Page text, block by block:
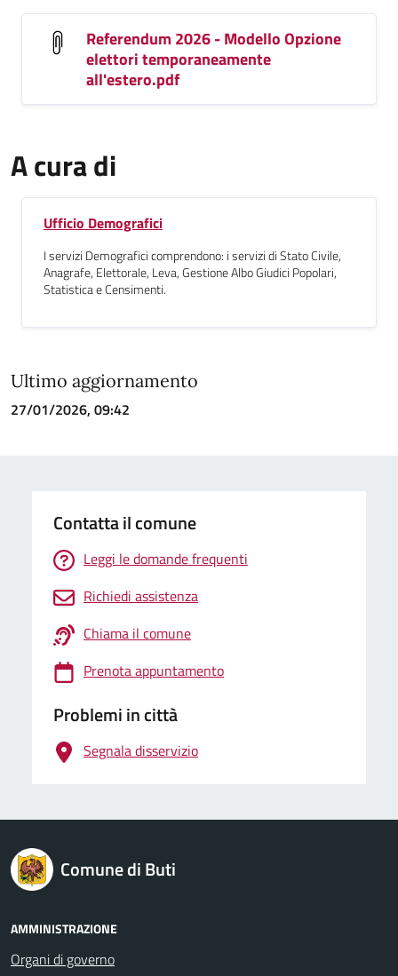
Referendum 2026 - Modello Opzione
elettori temporaneamente
all'estero.pdf
A cura di
Ufficio Demografici
I servizi Demografici comprendono: i servizi di Stato Civile,
Anagrafe, Elettorale, Leva, Gestione Albo Giudici Popolari,
Statistica e Censimenti.
Ultimo aggiornamento
27/01/2026, 09:42
Contatta il comune
Leggi le domande frequenti
Richiedi assistenza
Chiama il comune
Prenota appuntamento
Problemi in città
Segnala disservizio
logo Unione Europea
Comune di Buti
AMMINISTRAZIONE
Organi di governo